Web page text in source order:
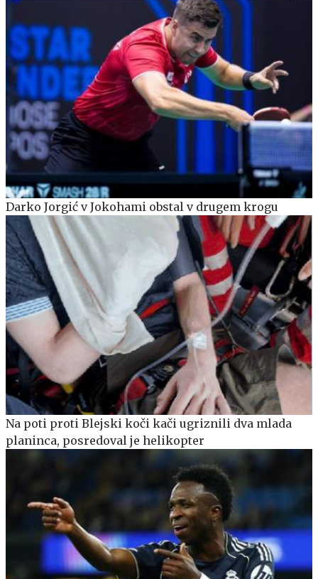
Darko Jorgić v Jokohami obstal v drugem krogu
Na poti proti Blejski koči kači ugriznili dva mlada
planinca, posredoval je helikopter